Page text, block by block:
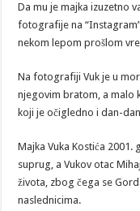
Da mu je majka izuzetno
fotografije na
nekom lepom prošlom
Na fotografiji Vuk je u
njegovim bratom, a malo
koji je očigledno i dan-
Majka Vuka Kostića
suprug, a Vukov otac
života, zbog čega se
naslednicima.